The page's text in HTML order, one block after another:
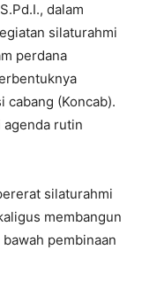
dalam
silaturahmi
perdana
(Koncab).
agenda rutin
silaturahmi
membangun
pembinaan